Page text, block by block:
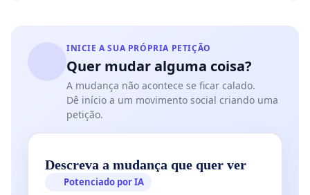
INICIE A SUA PRÓPRIA PETIÇÃO
Quer mudar alguma coisa?
A mudança não acontece se ficar calado.
Dê início a um movimento social criando uma
petição.
Descreva a mudança que quer ver
Potenciado por IA